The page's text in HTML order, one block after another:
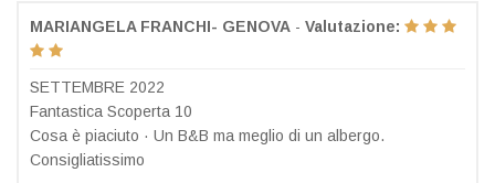
MARIANGELA FRANCHI- GENOVA - Valutazione:
SETTEMBRE 2022
Fantastica Scoperta 10
Cosa è piaciuto · Un B&B ma meglio di un albergo.
Consigliatissimo